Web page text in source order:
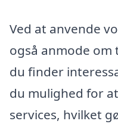
Ved at anvende
også anmode
du finder
du mulighed for
services, hvilket